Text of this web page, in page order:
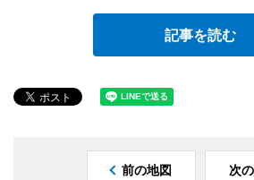
記事を読む
前の地図 次